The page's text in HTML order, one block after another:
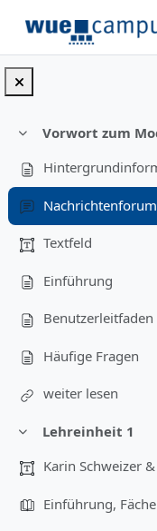
Colapsar
Nachrichtenforum
Textfeld
Einführung
Benutzerleitfaden
Häufige Fragen
weiter lesen
Colapsar
Lehreinheit 1